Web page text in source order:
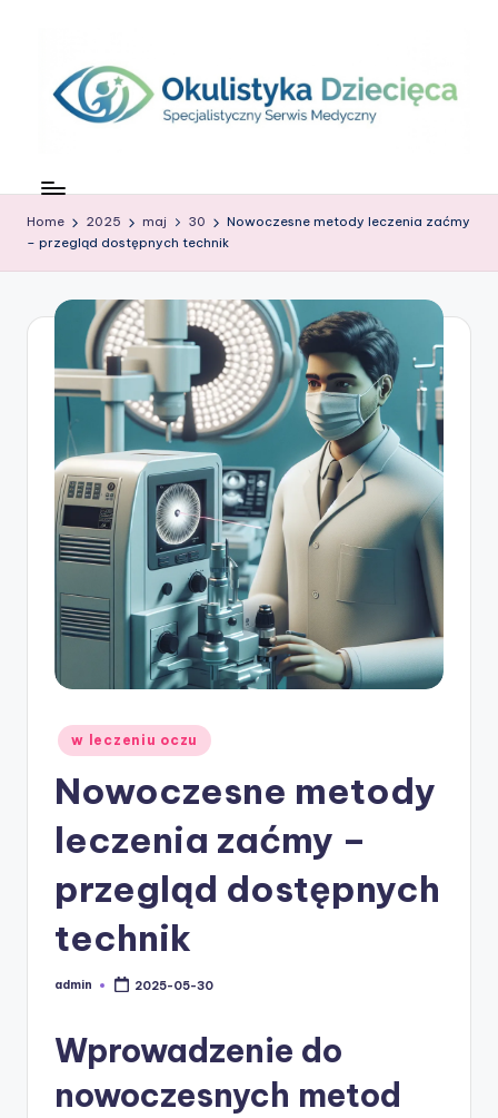
content
z
k
o
G
o
w
ie
Home 2025 maj 30
Nowoczesne metody leczenia zaćmy
– przegląd dostępnych technik
Posted
in
w leczeniu oczu
Nowoczesne metody
leczenia zaćmy –
przegląd dostępnych
technik
Posted
admin 2025-05-30
Wprowadzenie do
nowoczesnych metod